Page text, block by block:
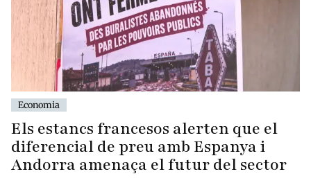
Economia
Els estancs francesos alerten que el
diferencial de preu amb Espanya i
Andorra amenaça el futur del sector